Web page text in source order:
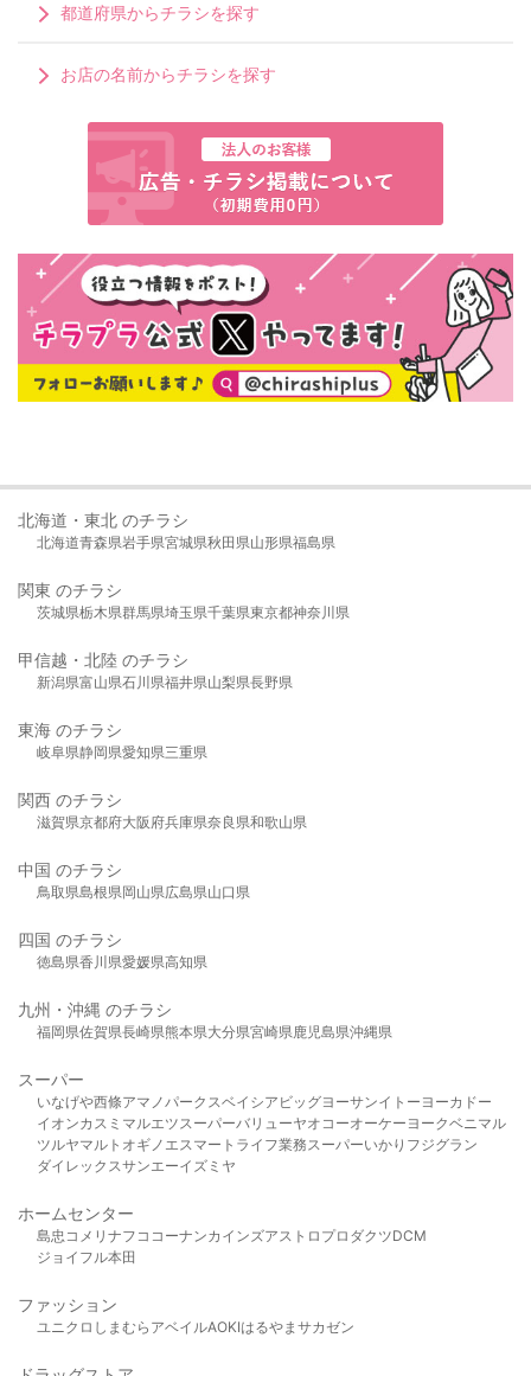
都道府県からチラシを探す
お店の名前からチラシを探す
北海道・東北 のチラシ
北海道青森県岩手県宮城県秋田県山形県福島県
関東 のチラシ
茨城県栃木県群馬県埼玉県千葉県東京都神奈川県
甲信越・北陸 のチラシ
新潟県富山県石川県福井県山梨県長野県
東海 のチラシ
岐阜県静岡県愛知県三重県
関西 のチラシ
滋賀県京都府大阪府兵庫県奈良県和歌山県
中国 のチラシ
鳥取県島根県岡山県広島県山口県
四国 のチラシ
徳島県香川県愛媛県高知県
九州・沖縄 のチラシ
福岡県佐賀県長崎県熊本県大分県宮崎県鹿児島県沖縄県
スーパー
いなげや西條アマノパークスベイシア ビッグヨーサンイトーヨーカドー
イオンカスミ マルエツスーパーバリューヤオコーオーケー ヨークベニマル
ツルヤマルト オギノ エスマート ライフ業務スーパーいかり フジグラン
ダイレックスサンエーイズミヤ
ホームセンター
島忠 コメリ ナフコ コーナンカインズアストロプロダクツDCM
ジョイフル本田
ファッション
ユニクロ しまむら アベイルAOKIはるやま サカゼン